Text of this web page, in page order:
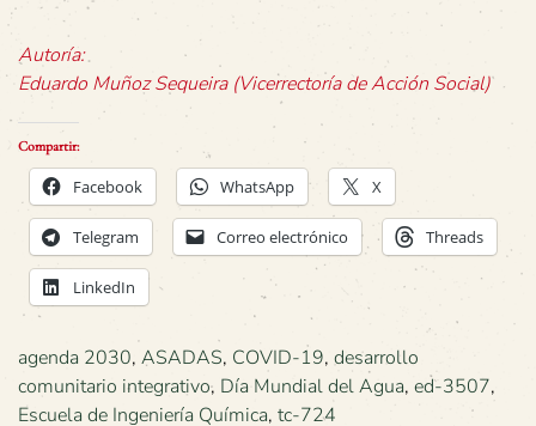
Autoría:
Eduardo Muñoz Sequeira (Vicerrectoría de Acción Social)
Compartir:
Facebook WhatsApp X
Telegram Correo electrónico Threads
LinkedIn
agenda 2030, ASADAS, COVID-19, desarrollo
comunitario integrativo, Día Mundial del Agua, ed-3507,
Escuela de Ingeniería Química, tc-724